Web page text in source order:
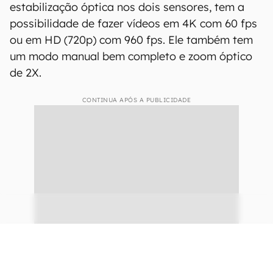
estabilização óptica nos dois sensores, tem a
possibilidade de fazer vídeos em 4K com 60 fps
ou em HD (720p) com 960 fps. Ele também tem
um modo manual bem completo e zoom óptico
de 2X.
CONTINUA APÓS A PUBLICIDADE